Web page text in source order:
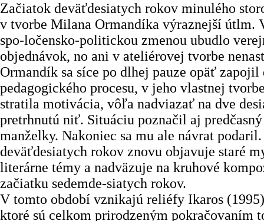
Začiatok deväťdesiatych rokov minulého
v tvorbe Milana Ormandíka výraznejší útlm.
spo-ločensko-politickou zmenou ubudlo
objednávok, no ani v ateliérovej tvorbe
Ormandík sa síce po dlhej pauze opäť zapojil
pedagogického procesu, v jeho vlastnej
stratila motivácia, vôľa nadviazať na dve
pretrhnutú niť. Situáciu poznačil aj
manželky. Nakoniec sa mu ale návrat
deväťdesiatych rokov znovu objavuje staré
literárne témy a nadväzuje na kruhové
začiatku sedemde-siatych rokov.
V tomto období vznikajú reliéfy Ikaros
ktoré sú celkom prirodzeným pokračovaním